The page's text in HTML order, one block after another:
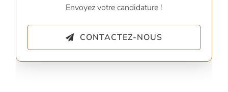
Envoyez votre candidature !
CONTACTEZ-NOUS